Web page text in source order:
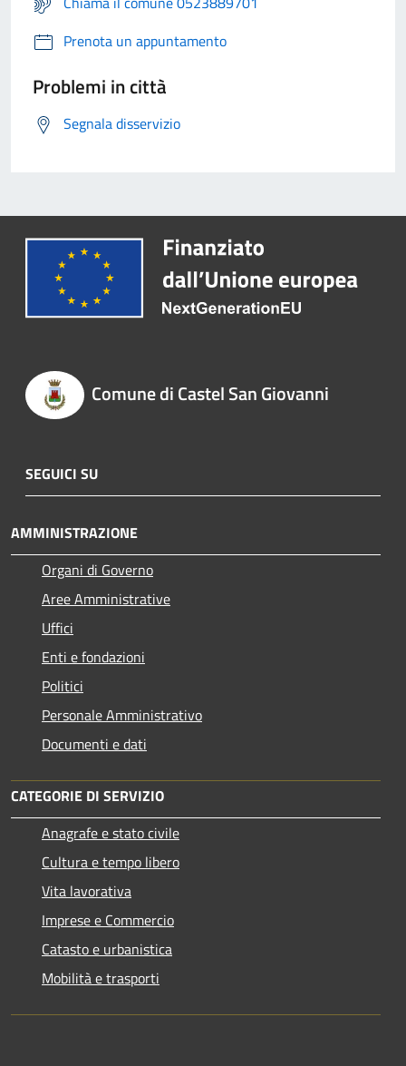
Prenota un appuntamento
Problemi in città
Segnala disservizio
Comune di Castel San Giovanni
SEGUICI SU
AMMINISTRAZIONE
Organi di Governo
Aree Amministrative
Uffici
Enti e fondazioni
Politici
Personale Amministrativo
Documenti e dati
CATEGORIE DI SERVIZIO
Anagrafe e stato civile
Cultura e tempo libero
Vita lavorativa
Imprese e Commercio
Catasto e urbanistica
Mobilità e trasporti